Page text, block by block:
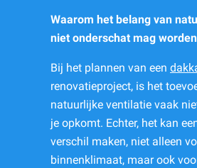
Waarom het belang van
niet onderschat mag worden
Bij het plannen van een
renovatieproject, is het
natuurlijke ventilatie vaak
je opkomt. Echter, het kan
verschil maken, niet alleen
binnenklimaat, maar ook